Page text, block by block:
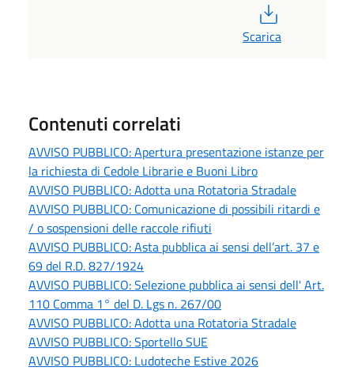
Scarica
Contenuti correlati
AVVISO PUBBLICO: Apertura presentazione istanze per
la richiesta di Cedole Librarie e Buoni Libro
AVVISO PUBBLICO: Adotta una Rotatoria Stradale
AVVISO PUBBLICO: Comunicazione di possibili ritardi e
/ o sospensioni delle raccole rifiuti
AVVISO PUBBLICO: Asta pubblica ai sensi dell’art. 37 e
69 del R.D. 827/1924
AVVISO PUBBLICO: Selezione pubblica ai sensi dell' Art.
110 Comma 1° del D. Lgs n. 267/00
AVVISO PUBBLICO: Adotta una Rotatoria Stradale
AVVISO PUBBLICO: Sportello SUE
AVVISO PUBBLICO: Ludoteche Estive 2026